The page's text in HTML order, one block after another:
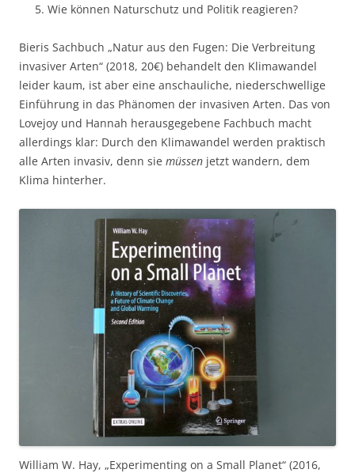
Wie können Naturschutz und Politik reagieren?
Bieris Sachbuch „Natur aus den Fugen: Die Verbreitung
invasiver Arten“ (2018, 20€) behandelt den Klimawandel
leider kaum, ist aber eine anschauliche, niederschwellige
Einführung in das Phänomen der invasiven Arten. Das von
Lovejoy und Hannah herausgegebene Fachbuch macht
allerdings klar: Durch den Klimawandel werden praktisch
alle Arten invasiv, denn sie müssen jetzt wandern, dem
Klima hinterher.
William W. Hay, „Experimenting on a Small Planet“ (2016,